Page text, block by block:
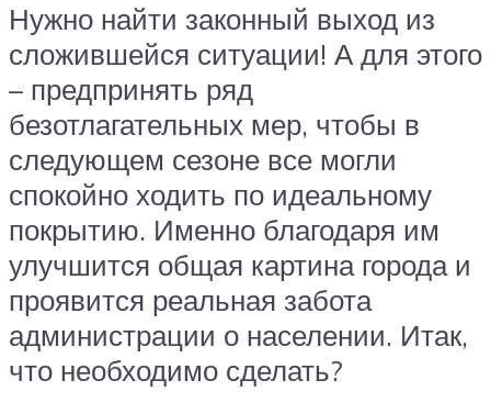
Нужно найти законный выход из
сложившейся ситуации! А для этого
– предпринять ряд
безотлагательных мер, чтобы в
следующем сезоне все могли
спокойно ходить по идеальному
покрытию. Именно благодаря им
улучшится общая картина города и
проявится реальная забота
администрации о населении. Итак,
что необходимо сделать?